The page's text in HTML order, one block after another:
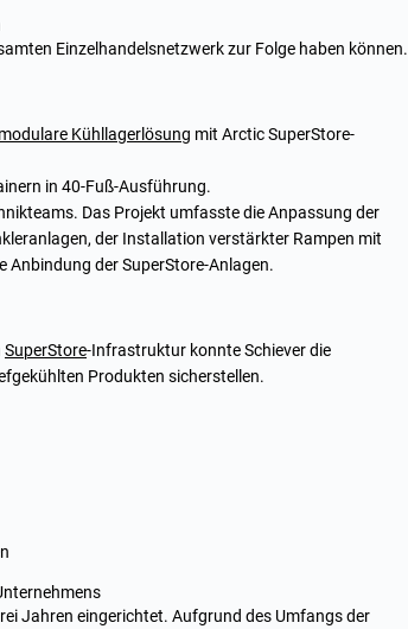
Einzelhandelsnetzwerk zur Folge haben können.
modulare Kühllagerlösung mit Arctic SuperStore-
in 40-Fuß-Ausführung.
Das Projekt umfasste die Anpassung der
der Installation verstärkter Rampen mit
Anbindung der SuperStore-Anlagen.
SuperStore-Infrastruktur konnte Schiever die
Produkten sicherstellen.
Jahren eingerichtet. Aufgrund des Umfangs der